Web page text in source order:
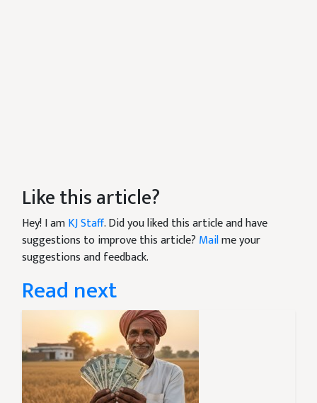
Like this article?
Hey! I amKJ Staff. Did you liked this article and have
suggestions to improve this article? Mailme your
suggestions and feedback.
Read next